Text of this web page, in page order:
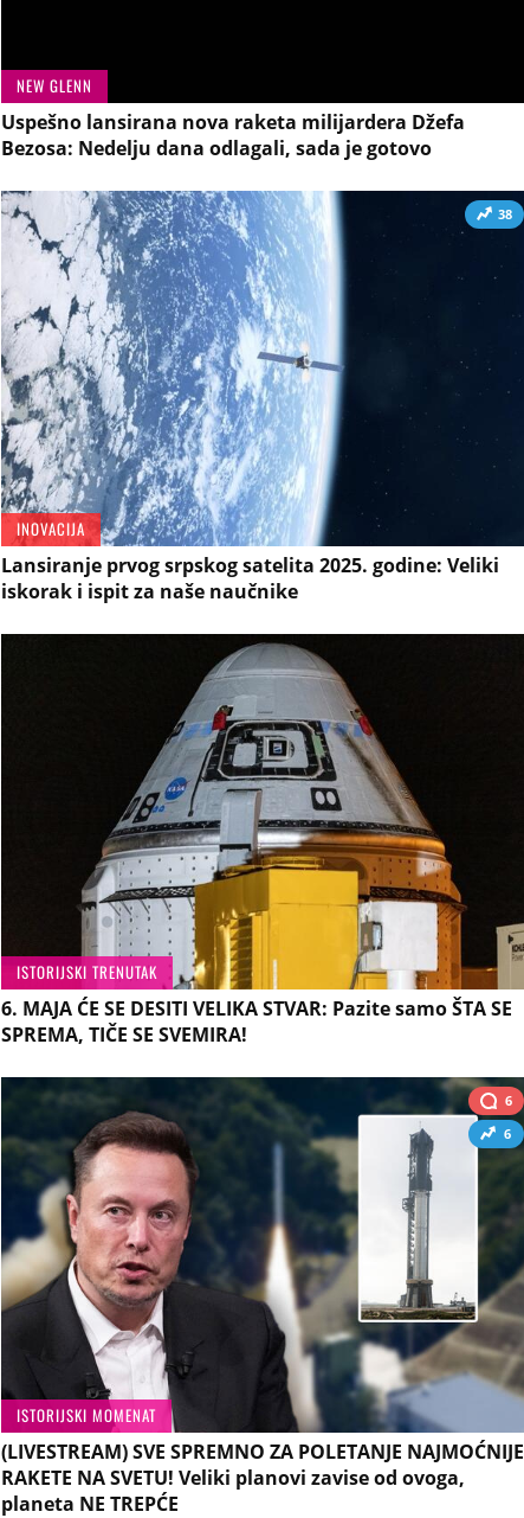
NEW GLENN
Uspešno lansirana nova raketa milijardera Džefa
Bezosa: Nedelju dana odlagali, sada je gotovo
38
INOVACIJA
Lansiranje prvog srpskog satelita 2025. godine: Veliki
iskorak i ispit za naše naučnike
ISTORIJSKI TRENUTAK
6. MAJA ĆE SE DESITI VELIKA STVAR: Pazite samo ŠTA SE
SPREMA, TIČE SE SVEMIRA!
6
6
ISTORIJSKI MOMENAT
(LIVESTREAM) SVE SPREMNO ZA POLETANJE NAJMOĆNIJE
RAKETE NA SVETU! Veliki planovi zavise od ovoga,
planeta NE TREPĆE